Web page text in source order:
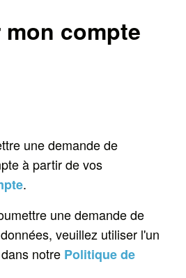
compte
une demande de
à partir de vos
.
une demande de
veuillez utiliser l'un
notre Politique de